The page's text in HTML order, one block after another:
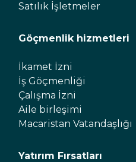
Satılık İşletmeler
Göçmenlik hizmetleri
İkamet İzni
İş Göçmenliği
Çalışma İzni
Aile birleşimi
Macaristan Vatandaşlığı
Yatırım Fırsatları